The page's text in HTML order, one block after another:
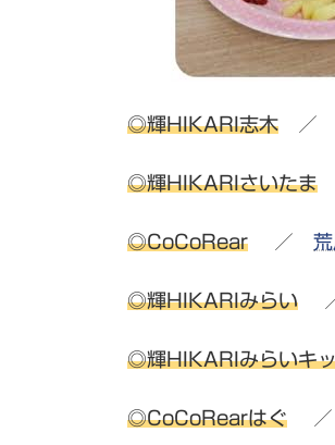
◎輝HIKARI志木 ／
◎輝HIKARIさいたま
◎CoCoRear ／
◎輝HIKARIみらい
◎輝HIKARIみらいキ
◎CoCoRearはぐ